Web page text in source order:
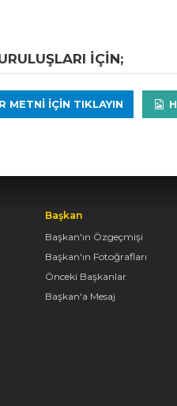
IÇIN;
METNI IÇIN TIKLAYIN
Başkan
Başkan'ın Özgeçmişi
Başkan'ın Fotoğrafları
Önceki Başkanlar
Başkan'a Mesaj